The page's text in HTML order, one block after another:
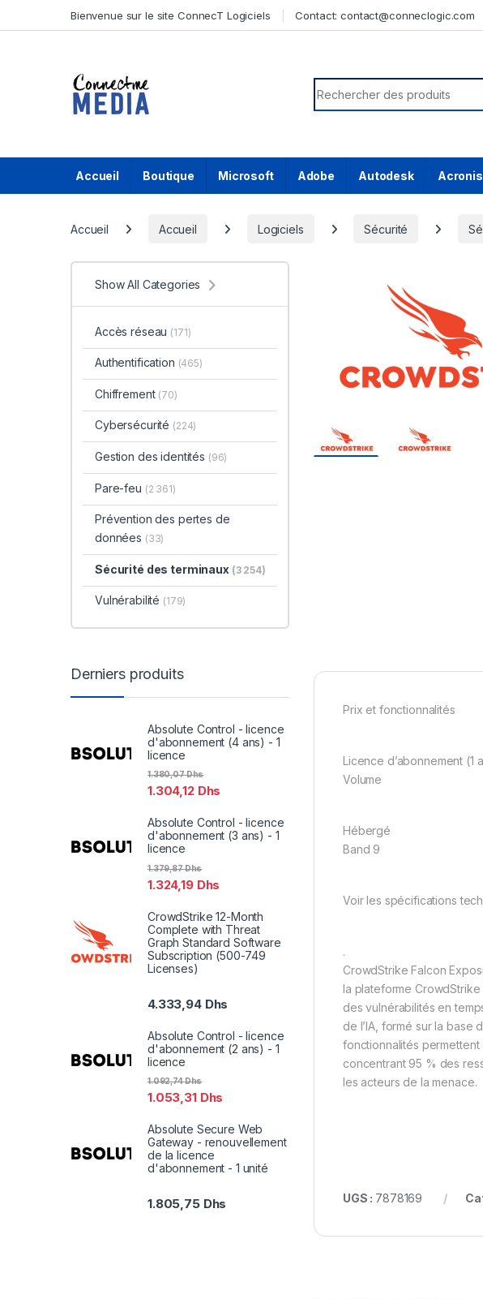
Bienvenue sur le site ConnecT Logiciels Contact:contact@conneclogic.com
Search for:
Accueil Boutique Microsoft Adobe Autodesk Acronis
Accueil Accueil Logiciels Sécurité
Prix et fonctionnalités
Licence d’abonnement (1
Volume
Hébergé
Band 9
Voir les spécifications
.
CrowdStrike Falcon
la plateforme CrowdStrike
des vulnérabilités en
de l’IA, formé sur la base
fonctionnalités
concentrant 95 % des
les acteurs de la menace.
UGS : 7878169
Show All Categories
Accès réseau (171)
Authentification (465)
Chiffrement (70)
Cybersécurité (224)
Gestion des identités (96)
Pare-feu (2 361)
Prévention des pertes de
données (33)
Sécurité des terminaux (3 254)
Vulnérabilité (179)
Derniers produits
Absolute Control - licence
d'abonnement (4 ans) - 1
licence
1.304,12 Dhs
1.380,07Dhs
Absolute Control - licence
d'abonnement (3 ans) - 1
licence
1.324,19 Dhs
1.379,87Dhs
CrowdStrike 12-Month
Complete with Threat
Graph Standard Software
Subscription (500-749
Licenses)
4.333,94 Dhs
Absolute Control - licence
d'abonnement (2 ans) - 1
licence
1.053,31 Dhs
1.092,74Dhs
Absolute Secure Web
Gateway - renouvellement
de la licence
d'abonnement - 1 unité
1.805,75 Dhs